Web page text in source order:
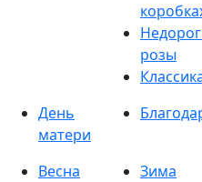
розы
День
матери
Весна Зима